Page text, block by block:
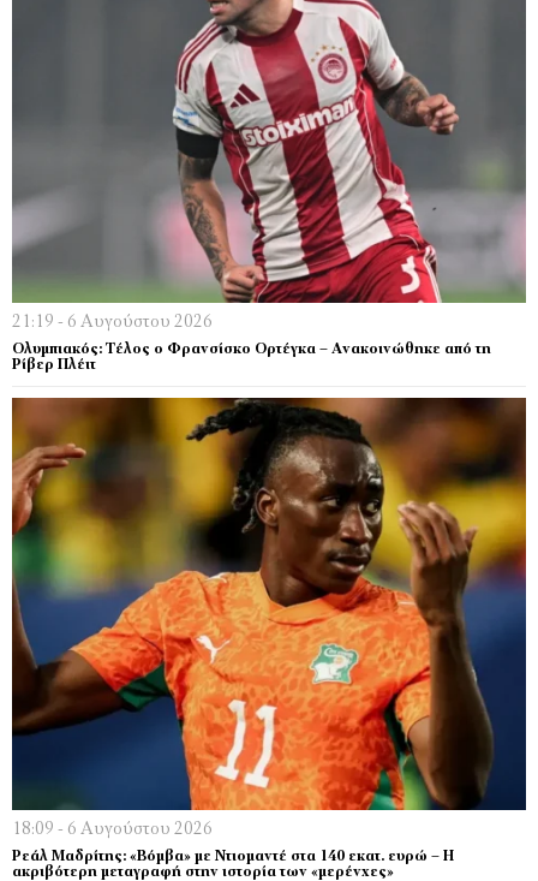
21:19 - 6 Αυγούστου 2026
Ολυμπιακός: Τέλος ο Φρανσίσκο Ορτέγκα – Ανακοινώθηκε από τη
Ρίβερ Πλέιτ
18:09 - 6 Αυγούστου 2026
Ρεάλ Μαδρίτης: «Βόμβα» με Ντιομαντέ στα 140 εκατ. ευρώ – Η
ακριβότερη μεταγραφή στην ιστορία των «μερένχες»